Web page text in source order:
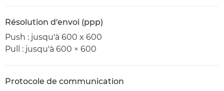
Résolution d'envoi (ppp)
Push : jusqu'à 600 x 600
Pull : jusqu'à 600 × 600
Protocole de communication